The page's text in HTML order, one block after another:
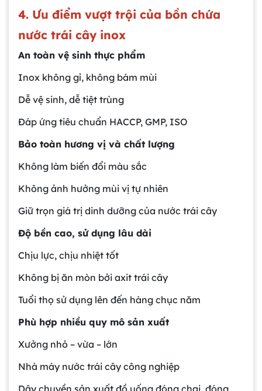
4. Ưu điểm vượt trội của bồn chứa
nước trái cây inox
An toàn vệ sinh thực phẩm
Inox không gỉ, không bám mùi
Dễ vệ sinh, dễ tiệt trùng
Đáp ứng tiêu chuẩn HACCP, GMP, ISO
Bảo toàn hương vị và chất lượng
Không làm biến đổi màu sắc
Không ảnh hưởng mùi vị tự nhiên
Giữ trọn giá trị dinh dưỡng của nước trái cây
Độ bền cao, sử dụng lâu dài
Chịu lực, chịu nhiệt tốt
Không bị ăn mòn bởi axit trái cây
Tuổi thọ sử dụng lên đến hàng chục năm
Phù hợp nhiều quy mô sản xuất
Xưởng nhỏ – vừa – lớn
Nhà máy nước trái cây công nghiệp
Dây chuyền sản xuất đồ uống đóng chai, đóng